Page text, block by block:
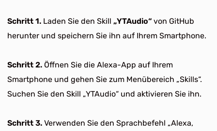
Schritt 1. Laden Sie den Skill „YTAudio“ von GitHub
herunter und speichern Sie ihn auf Ihrem Smartphone.
Schritt 2. Öffnen Sie die Alexa-App auf Ihrem
Smartphone und gehen Sie zum Menübereich „Skills“.
Suchen Sie den Skill „YTAudio“ und aktivieren Sie ihn.
Schritt 3. Verwenden Sie den Sprachbefehl „Alexa,